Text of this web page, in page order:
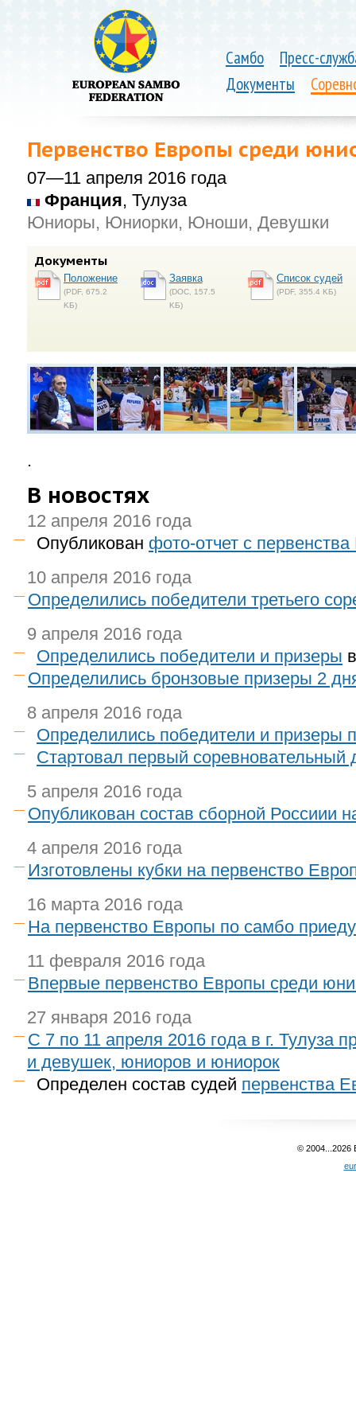
Самбо
Пресс-
Документы
Первенство Европы среди
07—11 апреля 2016 года
Франция, Тулуза
Юниоры, Юниорки, Юноши, Девушки
Документы
Положение
(PDF, 675.2
KБ)
Заявка
(DOC, 157.5
KБ)
Список судей
(PDF, 355.4 KБ)
.
В новостях
12 апреля 2016 года
Опубликован фото-отчет с
10 апреля 2016 года
Определились победители третьего
9 апреля 2016 года
Определились победители и призеры
Определились бронзовые призеры 2
8 апреля 2016 года
Определились победители и призеры
Стартовал первый соревновательный
5 апреля 2016 года
Опубликован состав сборной Россиии
4 апреля 2016 года
Изготовлены кубки на первенство
16 марта 2016 года
На первенство Европы по самбо
11 февраля 2016 года
Впервые первенство Европы среди
27 января 2016 года
C 7 по 11 апреля 2016 года в г.
и девушек, юниоров и юниорок
Определен состав судей первенства
© 2004...2026